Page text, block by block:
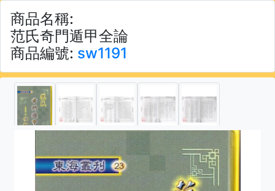
商品名稱:
范氏奇門遁甲全論
商品編號: sw1191